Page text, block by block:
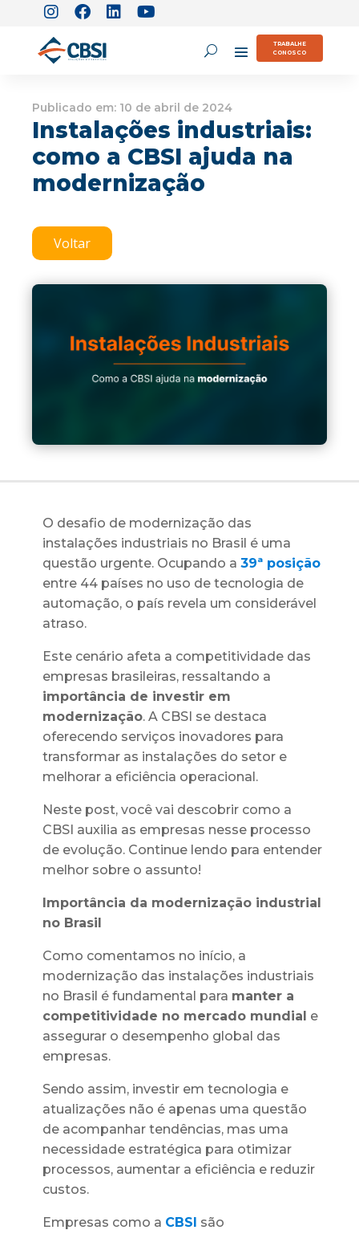
TRABALHE
CONOSCO
Publicado em: 10 de abril de 2024
Instalações industriais:
como a CBSI ajuda na
modernização
Voltar
O desafio de modernização das
instalações industriais no Brasil é uma
questão urgente. Ocupando a 39ª posição
entre 44 países no uso de tecnologia de
automação, o país revela um considerável
atraso.
Este cenário afeta a competitividade das
empresas brasileiras, ressaltando a
importância de investir em
modernização. A CBSI se destaca
oferecendo serviços inovadores para
transformar as instalações do setor e
melhorar a eficiência operacional.
Neste post, você vai descobrir como a
CBSI auxilia as empresas nesse processo
de evolução. Continue lendo para entender
melhor sobre o assunto!
Importância da modernização industrial
no Brasil
Como comentamos no início, a
modernização das instalações industriais
no Brasil é fundamental para manter a
competitividade no mercado mundial e
assegurar o desempenho global das
empresas.
Sendo assim, investir em tecnologia e
atualizações não é apenas uma questão
de acompanhar tendências, mas uma
necessidade estratégica para otimizar
processos, aumentar a eficiência e reduzir
custos.
Empresas como a CBSI são